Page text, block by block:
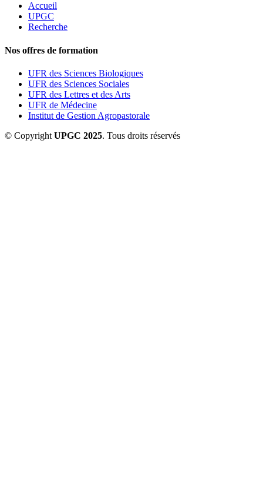
Accueil
UPGC
Recherche
Nos offres de formation
UFR des Sciences Biologiques
UFR des Sciences Sociales
UFR des Lettres et des Arts
UFR de Médecine
Institut de Gestion Agropastorale
© Copyright UPGC 2025. Tous droits réservés